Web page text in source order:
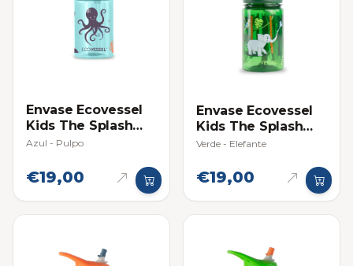
Envase Ecovessel
Kids The Splash
12oz (354ml)
Azul - Pulpo
€19,00
Envase Ecovessel
Kids The Splash
12oz (354ml)
Verde - Elefante
€19,00